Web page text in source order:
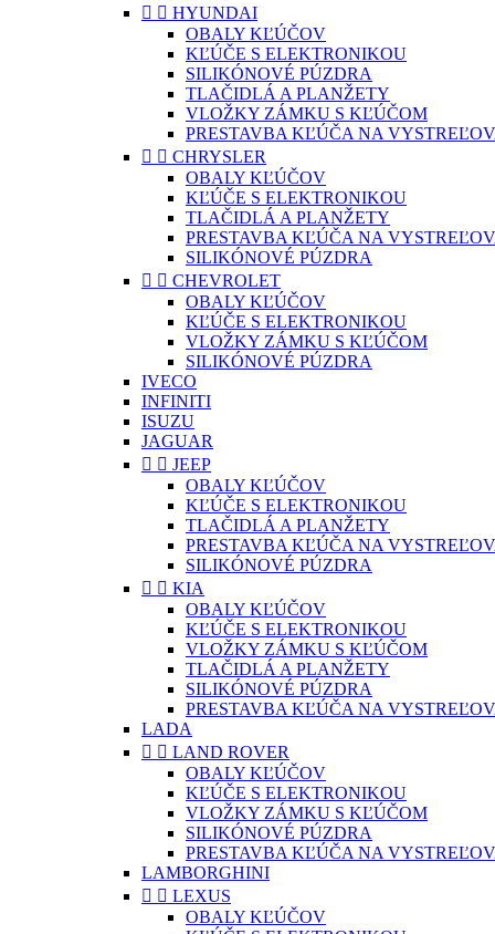
  HYUNDAI
OBALY KĽÚČOV
KĽÚČE S ELEKTRONIKOU
SILIKÓNOVÉ PÚZDRA
TLAČIDLÁ A PLANŽETY
VLOŽKY ZÁMKU S KĽÚČOM
PRESTAVBA KĽÚČA NA
  CHRYSLER
OBALY KĽÚČOV
KĽÚČE S ELEKTRONIKOU
TLAČIDLÁ A PLANŽETY
PRESTAVBA KĽÚČA NA
SILIKÓNOVÉ PÚZDRA
  CHEVROLET
OBALY KĽÚČOV
KĽÚČE S ELEKTRONIKOU
VLOŽKY ZÁMKU S KĽÚČOM
SILIKÓNOVÉ PÚZDRA
IVECO
INFINITI
ISUZU
JAGUAR
  JEEP
OBALY KĽÚČOV
KĽÚČE S ELEKTRONIKOU
TLAČIDLÁ A PLANŽETY
PRESTAVBA KĽÚČA NA
SILIKÓNOVÉ PÚZDRA
  KIA
OBALY KĽÚČOV
KĽÚČE S ELEKTRONIKOU
VLOŽKY ZÁMKU S KĽÚČOM
TLAČIDLÁ A PLANŽETY
SILIKÓNOVÉ PÚZDRA
PRESTAVBA KĽÚČA NA
LADA
  LAND ROVER
OBALY KĽÚČOV
KĽÚČE S ELEKTRONIKOU
VLOŽKY ZÁMKU S KĽÚČOM
SILIKÓNOVÉ PÚZDRA
PRESTAVBA KĽÚČA NA
LAMBORGHINI
  LEXUS
OBALY KĽÚČOV